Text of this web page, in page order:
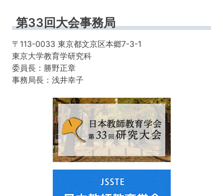
第33回大会事務局
〒113-0033 東京都文京区本郷7-3-1
東京大学教育学研究科
委員長：勝野正章
事務局長：浅井幸子